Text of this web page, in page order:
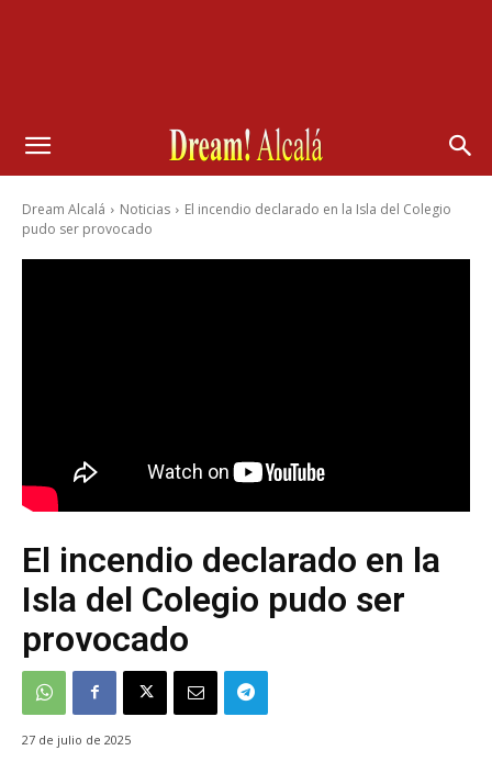
Dream Alcalá Noticias
El incendio declarado en la Isla del Colegio
pudo ser provocado
El incendio declarado en la
Isla del Colegio pudo ser
provocado
27 de julio de 2025